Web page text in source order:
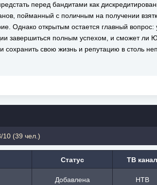
перед бандитами как
пойманный с поличным на получении
Однако открытым остается главный вопрос:
завершиться полным успехом, и сможет ли
сохранить свою жизнь и репутацию в столь
10 (39 чел.)
Статус ТВ канал
Добавлена НТВ